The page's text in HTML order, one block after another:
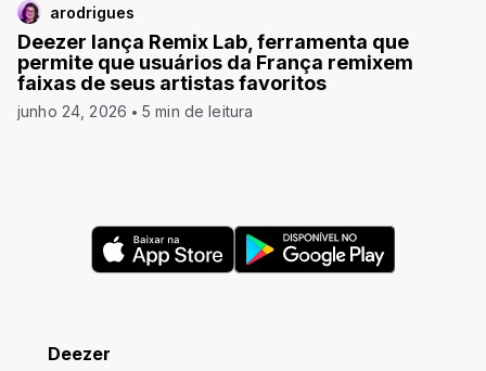
arodrigues
Deezer lança Remix Lab, ferramenta que
permite que usuários da França remixem
faixas de seus artistas favoritos
junho 24, 2026 5 min de leitura
Deezer